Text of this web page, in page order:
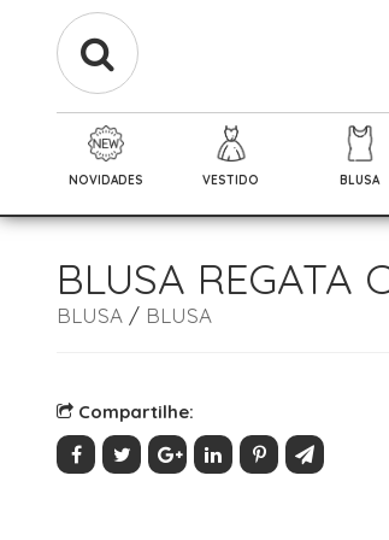
NOVIDADES VESTIDO BLUSA
BLUSA REGATA
BLUSA / BLUSA
Compartilhe: